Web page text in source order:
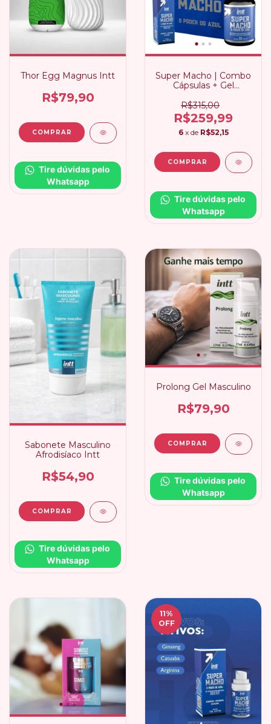
Thor Egg Magnus Intt
R$79,90
Tire dúvidas pelo
Whatsapp
Super Macho | Combo
Cápsulas + Gel
R$315,00
R$259,99
6 x de R$52,15
Tire dúvidas pelo
Whatsapp
Sabonete Masculino
Afrodisíaco Intt
R$54,90
Tire dúvidas pelo
Whatsapp
Prolong Gel Masculino
R$79,90
Tire dúvidas pelo
Whatsapp
11%
OFF